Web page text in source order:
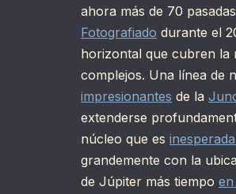
ahora más de 70
Fotografiado durante el
horizontal que cubren la
complejos. Una línea de
impresionantes de la
extenderse
núcleo que es
grandemente con la
de Júpiter más tiempo en